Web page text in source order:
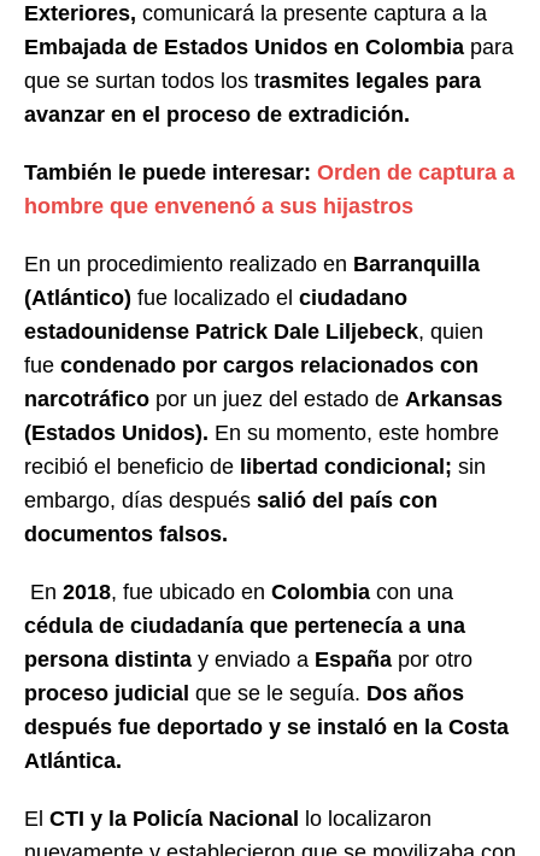
Exteriores, comunicará la presente captura a la
Embajada de Estados Unidos en Colombia para
que se surtan todos los trasmites legales para
avanzar en el proceso de extradición.
También le puede interesar: Orden de captura a
hombre que envenenó a sus hijastros
En un procedimiento realizado en Barranquilla
(Atlántico) fue localizado el ciudadano
estadounidense Patrick Dale Liljebeck, quien
fue condenado por cargos relacionados con
narcotráfico por un juez del estado de Arkansas
(Estados Unidos). En su momento, este hombre
recibió el beneficio de libertad condicional; sin
embargo, días después salió del país con
documentos falsos.
En 2018, fue ubicado en Colombia con una
cédula de ciudadanía que pertenecía a una
persona distinta y enviado a España por otro
proceso judicial que se le seguía. Dos años
después fue deportado y se instaló en la Costa
Atlántica.
El CTI y la Policía Nacional
lo localizaron